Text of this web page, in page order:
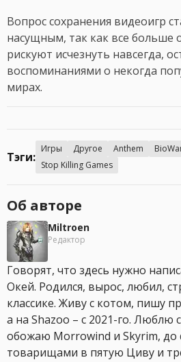
Вопрос сохранения видеоигр
насущным, так как все больше
рискуют исчезнуть навсегда,
воспоминаниями о некогда
мирах.
Тэги:
Игры Другое Anthem
Stop Killing Games
Об авторе
Miltroen
Редактор
Говорят, что здесь нужно
Окей. Родился, вырос, любил,
классике. Живу с котом, пишу
а на Shazoo – с 2021-го. Люблю
обожаю Morrowind и Skyrim, до
товарищами в пятую Циву и